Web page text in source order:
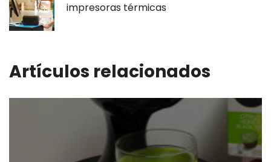
impresoras térmicas
Artículos relacionados